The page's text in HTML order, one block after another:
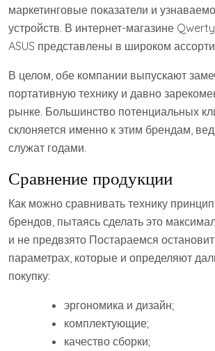
маркетинговые показатели и
устройств. В интернет-магазине
ASUS представлены в широком
В целом, обе компании выпускают
портативную технику и давно
рынке. Большинство потенциальных
склоняется именно к этим брендам,
служат годами.
Сравнение продукции
Как можно сравнивать технику
брендов, пытаясь сделать это
и не предвзято Постараемся
параметрах, которые и определяют
покупку:
эргономика и дизайн;
комплектующие;
качество сборки;